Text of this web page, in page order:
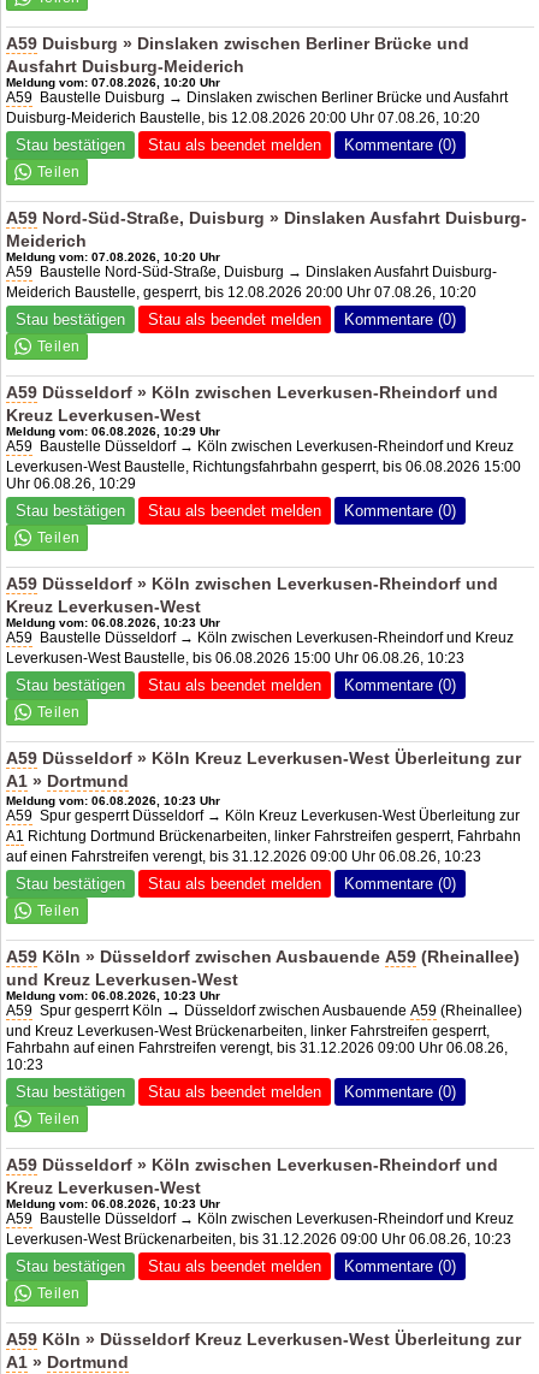
A59 Duisburg » Dinslaken zwischen Berliner Brücke und
Ausfahrt Duisburg-Meiderich
Meldung vom: 07.08.2026, 10:20 Uhr
A59 Baustelle Duisburg → Dinslaken zwischen Berliner Brücke und Ausfahrt
Duisburg-Meiderich Baustelle, bis 12.08.2026 20:00 Uhr 07.08.26, 10:20
Stau bestätigen Stau als beendet melden Kommentare (0)
A59 Nord-Süd-Straße, Duisburg » Dinslaken Ausfahrt Duisburg-
Meiderich
Meldung vom: 07.08.2026, 10:20 Uhr
A59 Baustelle Nord-Süd-Straße, Duisburg → Dinslaken Ausfahrt Duisburg-
Meiderich Baustelle, gesperrt, bis 12.08.2026 20:00 Uhr 07.08.26, 10:20
Stau bestätigen Stau als beendet melden Kommentare (0)
A59 Düsseldorf » Köln zwischen Leverkusen-Rheindorf und
Kreuz Leverkusen-West
Meldung vom: 06.08.2026, 10:29 Uhr
A59 Baustelle Düsseldorf → Köln zwischen Leverkusen-Rheindorf und Kreuz
Leverkusen-West Baustelle, Richtungsfahrbahn gesperrt, bis 06.08.2026 15:00
Uhr 06.08.26, 10:29
Stau bestätigen Stau als beendet melden Kommentare (0)
A59 Düsseldorf » Köln zwischen Leverkusen-Rheindorf und
Kreuz Leverkusen-West
Meldung vom: 06.08.2026, 10:23 Uhr
A59 Baustelle Düsseldorf → Köln zwischen Leverkusen-Rheindorf und Kreuz
Leverkusen-West Baustelle, bis 06.08.2026 15:00 Uhr 06.08.26, 10:23
Stau bestätigen Stau als beendet melden Kommentare (0)
A59 Düsseldorf » Köln Kreuz Leverkusen-West Überleitung zur
A1 » Dortmund
Meldung vom: 06.08.2026, 10:23 Uhr
A59 Spur gesperrt Düsseldorf → Köln Kreuz Leverkusen-West Überleitung zur
A1 Richtung Dortmund Brückenarbeiten, linker Fahrstreifen gesperrt, Fahrbahn
auf einen Fahrstreifen verengt, bis 31.12.2026 09:00 Uhr 06.08.26, 10:23
Stau bestätigen Stau als beendet melden Kommentare (0)
A59 Köln » Düsseldorf zwischen AusbauendeA59 (Rheinallee)
und Kreuz Leverkusen-West
Meldung vom: 06.08.2026, 10:23 Uhr
A59 Spur gesperrt Köln → Düsseldorf zwischen AusbauendeA59 (Rheinallee)
und Kreuz Leverkusen-West Brückenarbeiten, linker Fahrstreifen gesperrt,
Fahrbahn auf einen Fahrstreifen verengt, bis 31.12.2026 09:00 Uhr 06.08.26,
10:23
Stau bestätigen Stau als beendet melden Kommentare (0)
A59 Düsseldorf » Köln zwischen Leverkusen-Rheindorf und
Kreuz Leverkusen-West
Meldung vom: 06.08.2026, 10:23 Uhr
A59 Baustelle Düsseldorf → Köln zwischen Leverkusen-Rheindorf und Kreuz
Leverkusen-West Brückenarbeiten, bis 31.12.2026 09:00 Uhr 06.08.26, 10:23
Stau bestätigen Stau als beendet melden Kommentare (0)
A59 Köln » Düsseldorf Kreuz Leverkusen-West Überleitung zur
A1 » Dortmund